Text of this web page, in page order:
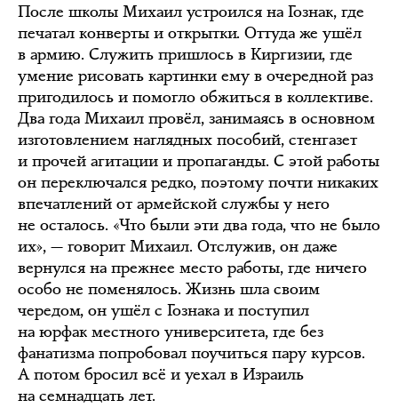
После школы Михаил устроился на Гознак, где
печатал конверты и открытки. Оттуда же ушёл
в армию. Служить пришлось в Киргизии, где
умение рисовать картинки ему в очередной раз
пригодилось и помогло обжиться в коллективе.
Два года Михаил провёл, занимаясь в основном
изготовлением наглядных пособий, стенгазет
и прочей агитации и пропаганды. С этой работы
он переключался редко, поэтому почти никаких
впечатлений от армейской службы у него
не осталось. «Что были эти два года, что не было
их», — говорит Михаил. Отслужив, он даже
вернулся на прежнее место работы, где ничего
особо не поменялось. Жизнь шла своим
чередом, он ушёл с Гознака и поступил
на юрфак местного университета, где без
фанатизма попробовал поучиться пару курсов.
А потом бросил всё и уехал в Израиль
на семнадцать лет.